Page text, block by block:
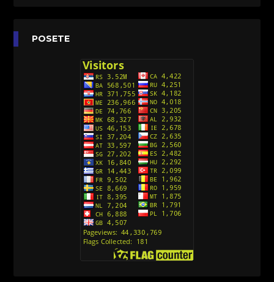
Anatane: Saving the Children of Okura
Avanture Kida Opasnost (Sinhronizovano na
Action Man (Sinhronizovano na Hrvatski)
Action Man (2000) Sinhronizovano na Hrvatski
Andjeoski Prijatelji (Sinhronizovano na Srpski)
Ajkuca (Sharkdog) Sinhronizovano na Srpski
Alvin i veverice (Alvinnn!!! And the Chipmunks)
Sinhronizovano na Srpski
POSETE